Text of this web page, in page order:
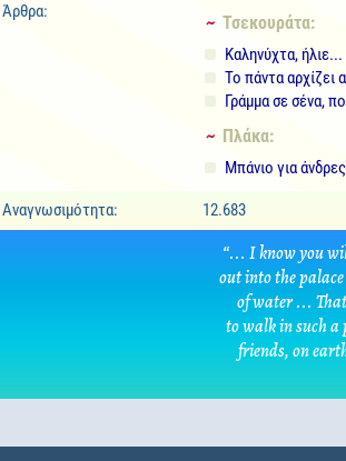
Άρθρα:
~ Τσεκουράτα:
Καληνύχτα, ήλιε...
Το πάντα αρχίζει
Γράμμα σε σένα,
~ Πλάκα:
Μπάνιο για
Αναγνωσιμότητα: 12.683
“... I know you
out into the
of water ...
to walk in such a
friends, on